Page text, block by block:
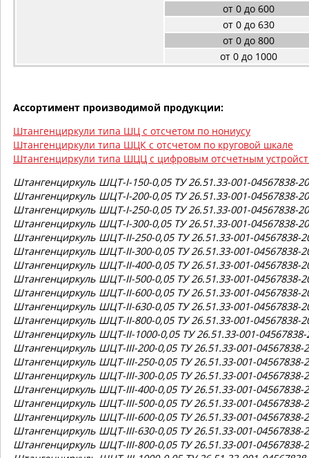
от 0 до 600
от 0 до 630
от 0 до 800
от 0 до 1000
Ассортимент производимой продукции:
Штангенциркули типа ШЦ с отсчетом по нониусу
Штангенциркули типа ШЦК с отсчетом по круговой шкале
Штангенциркули типа ШЦЦ с цифровым отсчетным
Штангенциркуль ШЦТ-I-150-0,05 ТУ 26.51.33-001-04567838-
Штангенциркуль ШЦТ-I-200-0,05 ТУ 26.51.33-001-04567838-
Штангенциркуль ШЦТ-I-250-0,05 ТУ 26.51.33-001-04567838-
Штангенциркуль ШЦТ-I-300-0,05 ТУ 26.51.33-001-04567838-
Штангенциркуль ШЦТ-II-250-0,05 ТУ 26.51.33-001-04567838-
Штангенциркуль ШЦТ-II-300-0,05 ТУ 26.51.33-001-04567838-
Штангенциркуль ШЦТ-II-400-0,05 ТУ 26.51.33-001-04567838-
Штангенциркуль ШЦТ-II-500-0,05 ТУ 26.51.33-001-04567838-
Штангенциркуль ШЦТ-II-600-0,05 ТУ 26.51.33-001-04567838-
Штангенциркуль ШЦТ-II-630-0,05 ТУ 26.51.33-001-04567838-
Штангенциркуль ШЦТ-II-800-0,05 ТУ 26.51.33-001-04567838-
Штангенциркуль ШЦТ-II-1000-0,05 ТУ 26.51.33-001-04567838-
Штангенциркуль ШЦТ-III-200-0,05 ТУ 26.51.33-001-04567838-
Штангенциркуль ШЦТ-III-250-0,05 ТУ 26.51.33-001-04567838-
Штангенциркуль ШЦТ-III-300-0,05 ТУ 26.51.33-001-04567838-
Штангенциркуль ШЦТ-III-400-0,05 ТУ 26.51.33-001-04567838-
Штангенциркуль ШЦТ-III-500-0,05 ТУ 26.51.33-001-04567838-
Штангенциркуль ШЦТ-III-600-0,05 ТУ 26.51.33-001-04567838-
Штангенциркуль ШЦТ-III-630-0,05 ТУ 26.51.33-001-04567838-
Штангенциркуль ШЦТ-III-800-0,05 ТУ 26.51.33-001-04567838-